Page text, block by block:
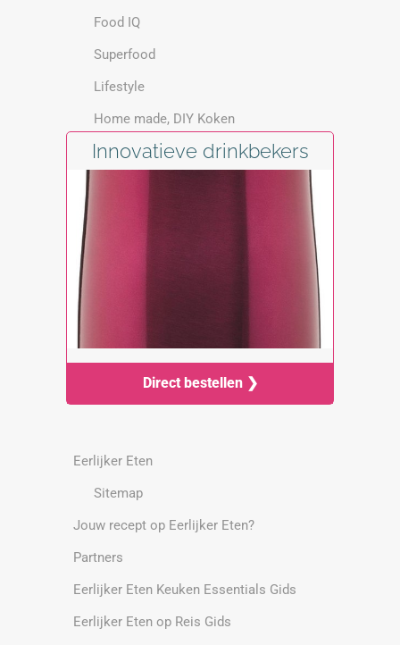
Food IQ
Superfood
Lifestyle
Home made, DIY Koken
Innovatieve drinkbekers
Direct bestellen ❯
Eerlijker Eten
Sitemap
Jouw recept op Eerlijker Eten?
Partners
Eerlijker Eten Keuken Essentials Gids
Eerlijker Eten op Reis Gids